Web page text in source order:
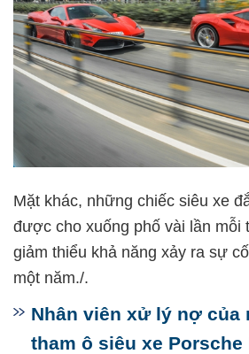
Mặt khác, những chiếc siêu xe
được cho xuống phố vài lần mỗi
giảm thiểu khả năng xảy ra sự
một năm./.
Nhân viên xử lý nợ của
tham ô siêu xe Porsche